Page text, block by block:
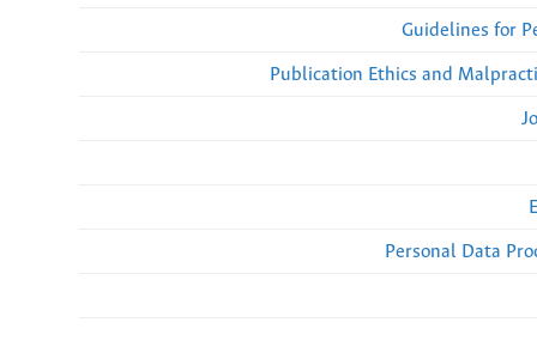
Guidelines for
Publication Ethics and
Personal Data